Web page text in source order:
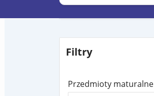
Filtry
Przedmioty maturalne